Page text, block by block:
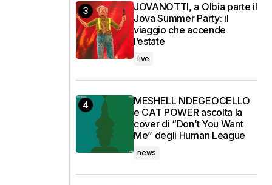
JOVANOTTI, a Olbia parte il
Jova Summer Party: il
viaggio che accende
l’estate
live
MESHELL NDEGEOCELLO
e CAT POWER ascolta la
cover di “Don’t You Want
Me” degli Human League
news